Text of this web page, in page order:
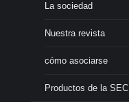
La sociedad
Nuestra revista
cómo asociarse
Productos de la SEC